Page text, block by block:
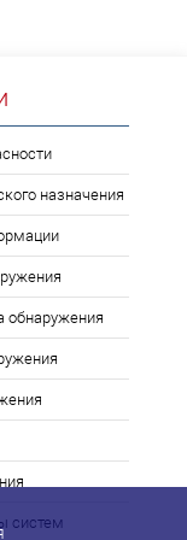
назначения
обнаружения
систем